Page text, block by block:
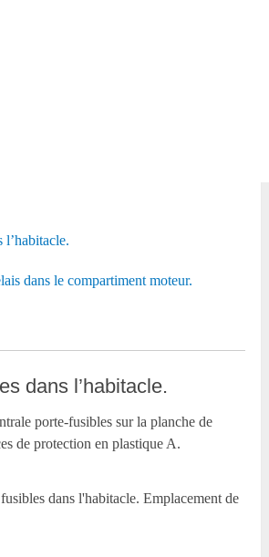
l’habitacle.
dans le compartiment moteur.
dans l’habitacle.
porte-fusibles sur la planche de
de protection en plastique A.